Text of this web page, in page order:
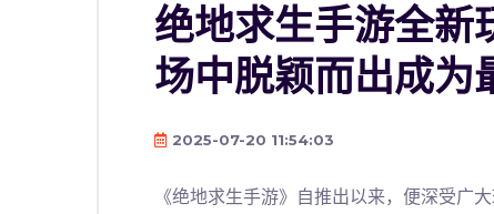
绝地求生手游全新
场中脱颖而出成为
2025-07-20 11:54:03
《绝地求生手游》自推出以来，便深受广